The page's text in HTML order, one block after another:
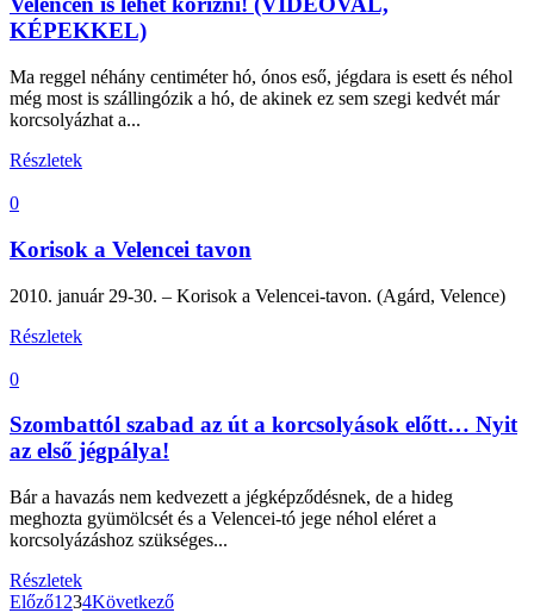
KÉPEKKEL)
Ma reggel néhány centiméter hó, ónos eső, jégdara is esett és néhol
még most is szállingózik a hó, de akinek ez sem szegi kedvét már
korcsolyázhat a...
Részletek
0
Korisok a Velencei tavon
2010. január 29-30. – Korisok a Velencei-tavon. (Agárd, Velence)
Részletek
0
Szombattól szabad az út a korcsolyások előtt… Nyit
az első jégpálya!
Bár a havazás nem kedvezett a jégképződésnek, de a hideg
meghozta gyümölcsét és a Velencei-tó jege néhol eléret a
korcsolyázáshoz szükséges...
Részletek
Előző1 234Következő